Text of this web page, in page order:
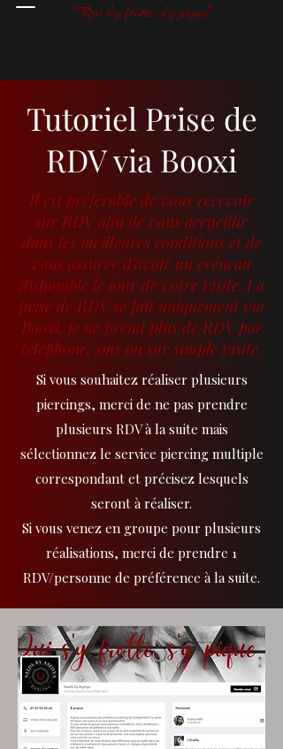
"Qui s'y frotte, s'y pique"
Tutoriel Prise de
RDV via Booxi
Il est préférable de vous recevoir
sur RDV afin de vous accueillir
dans les meilleures conditions et de
vous assurer d'avoir un créneau
disponible le jour de votre visite. La
prise de RDV se fait uniquement via
Booxi, je ne prend plus de RDV par
téléphone, sms ou sur simple visite.
Si vous souhaitez réaliser plusieurs
piercings, merci de ne pas prendre
plusieurs RDV à la suite mais
sélectionnez le service piercing multiple
correspondant et précisez lesquels
seront à réaliser.
Si vous venez en groupe pour plusieurs
réalisations, merci de prendre 1
RDV/personne de préférence à la suite.